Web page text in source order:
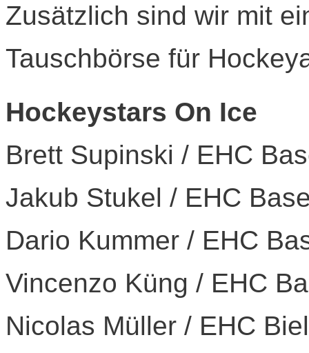
Zusätzlich sind wir mit
Tauschbörse für
Hockeystars On Ice
Brett Supinski / EHC
Jakub Stukel / EHC
Dario Kummer / EHC
Vincenzo Küng / EHC
Nicolas Müller / EHC